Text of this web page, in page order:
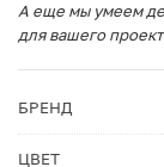
А еще мы умеем
для вашего
БРЕНД
ЦВЕТ